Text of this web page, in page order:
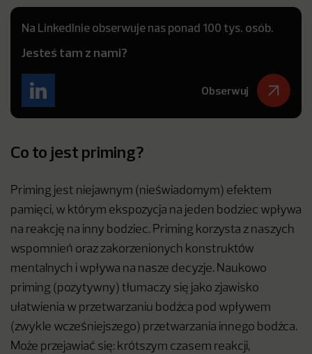
Na LinkedInie obserwuje nas ponad 100 tys. osób.
Jesteś tam z nami?
Obserwuj
Co to jest priming?
Priming jest niejawnym (nieświadomym) efektem
pamięci, w którym ekspozycja na jeden bodziec wpływa
na reakcję na inny bodziec. Priming korzysta z naszych
wspomnień oraz zakorzenionych konstruktów
mentalnych i wpływa na nasze decyzje. Naukowo
priming (pozytywny) tłumaczy się jako zjawisko
ułatwienia w przetwarzaniu bodźca pod wpływem
(zwykle wcześniejszego) przetwarzania innego bodźca.
Może przejawiać się: krótszym czasem reakcji,